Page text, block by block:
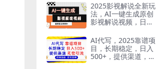
2025影视解说全新玩
法，AI一键生成原创
影视解说视频，日入
AI代写，2025靠谱项
目，长期稳定，日入
500+，提供渠道，无